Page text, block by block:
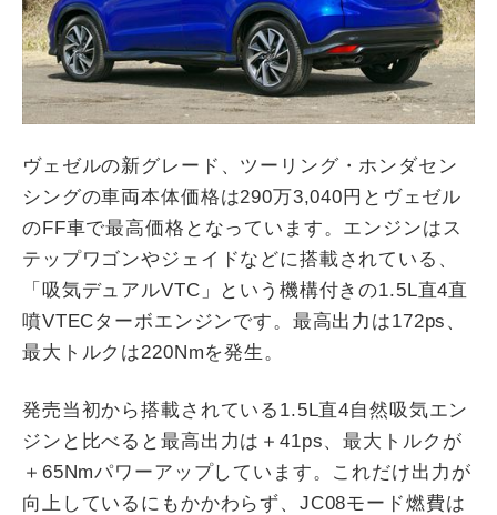
ヴェゼルの新グレード、ツーリング・ホンダセン
シングの車両本体価格は290万3,040円とヴェゼル
のFF車で最高価格となっています。エンジンはス
テップワゴンやジェイドなどに搭載されている、
「吸気デュアルVTC」という機構付きの1.5L直4直
噴VTECターボエンジンです。最高出力は172ps、
最大トルクは220Nmを発生。
発売当初から搭載されている1.5L直4自然吸気エン
ジンと比べると最高出力は＋41ps、最大トルクが
＋65Nmパワーアップしています。これだけ出力が
向上しているにもかかわらず、JC08モード燃費は